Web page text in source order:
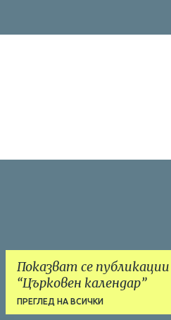
Показват се
Църковен календар
ПРЕГЛЕД НА ВСИЧКИ